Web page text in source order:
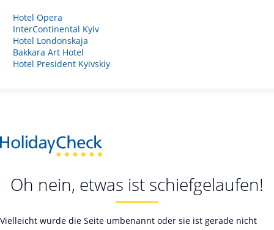
Hotel Opera
InterContinental Kyiv
Hotel Londonskaja
Bakkara Art Hotel
Hotel President Kyivskiy
Oh nein, etwas ist schiefgelaufen!
Vielleicht wurde die Seite umbenannt oder sie ist gerade nicht